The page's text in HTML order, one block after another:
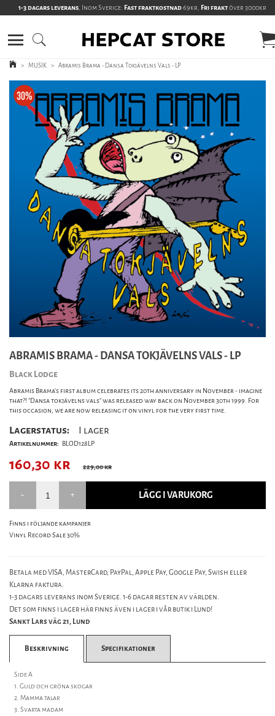
1-3 dagars leverans, Inom Sverige: Fast fraktkostnad69kr, Fri fraktöver 3000kr
> MUSIK > Abramis Brama - Dansa Tokjävelns Vals - LP
ABRAMIS BRAMA - DANSA TOKJÄVELNS VALS - LP
Black Lodge
Abramis Brama's first album celebrates its 20th anniversary in November - imagine
that?! "Dansa tokjävelns vals" was released way back on November 30th 1999. For
this occasion, we are now releasing it on vinyl for the very first time.
Lagerstatus: I lager
Artikelnummer: BLOD128LP
160,30 kr 229,00 kr
LÄGG I VARUKORG
Finns i följande kampanjer
Vinyl Record Sale 30%
Betala med VISA, MasterCard, PayPal, Apple Pay, Google Pay, Swish eller
Klarna faktura.
1-3 dagars leverans inom Sverige. 1-6 dagar resten av världen.
Det som finns i lager här finns även i lager i vår butik i Lund!
Sankt Lars väg 21, Lund
Beskrivning Specifikationer
Side A
1. Guld och gröna skogar
2. Mamma talar
3. Svarta madam